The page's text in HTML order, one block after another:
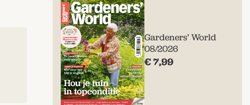
Gardeners’ World
08/2026
€ 7,99